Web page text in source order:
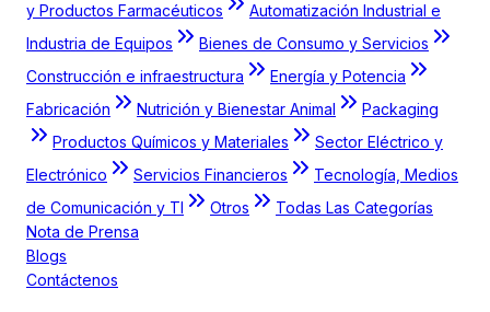
y Productos Farmacéuticos
Automatización Industrial e
Industria de Equipos
Bienes de Consumo y Servicios
Construcción e infraestructura
Energía y Potencia
Fabricación
Nutrición y Bienestar Animal
Packaging
Productos Químicos y Materiales
Sector Eléctrico y
Electrónico
Servicios Financieros
Tecnología, Medios
de Comunicación y TI
Otros
Todas Las Categorías
Nota de Prensa
Blogs
Contáctenos